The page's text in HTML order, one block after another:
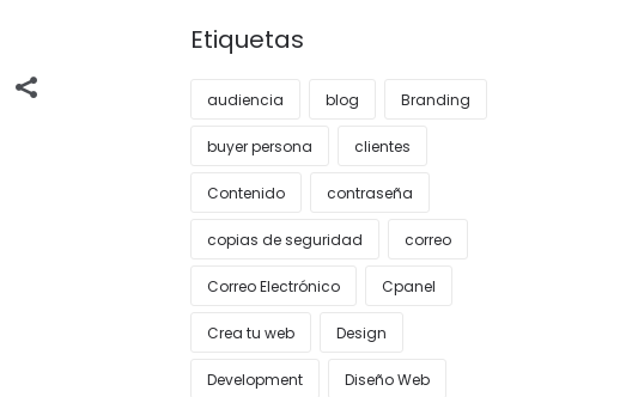
Etiquetas
audiencia blog Branding
buyer persona clientes
Contenido contraseña
copias de seguridad correo
Correo Electrónico Cpanel
Crea tu web Design
Development Diseño Web